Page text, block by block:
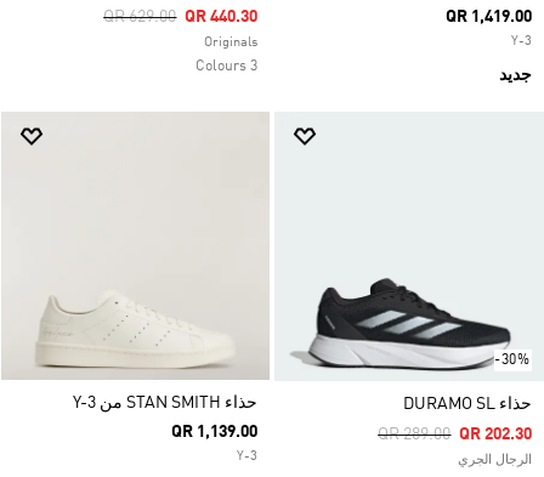
QR 1,419.00
Y-3
جديد
Price Reduced From
QR 629.00ToQR 440.30
Originals
3 Colours
-30%
حذاء DURAMO SL
Price Reduced From
QR 289.00ToQR 202.30
الرجال الجري
حذاء STAN SMITH من Y-3
QR 1,139.00
Y-3